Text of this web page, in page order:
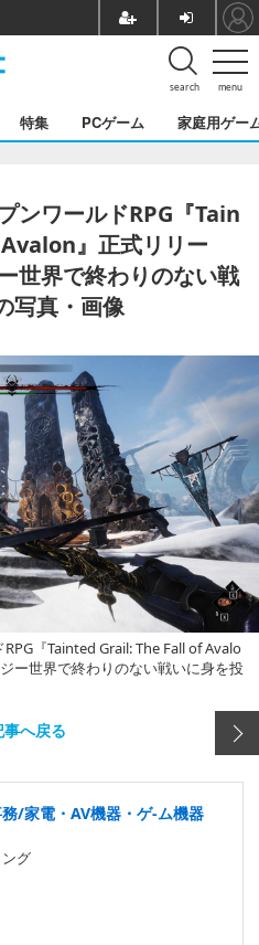
menu
search
特集 PCゲーム 家庭用ゲー
ンワールドRPG『Tain
』正式リリー
世界で終わりのない戦
写真・画像
『Tainted Grail: The Fall of Avalo
ー世界で終わりのない戦いに身を投
事へ戻る
/家電・AV機器・ゲ-ム機器
グ